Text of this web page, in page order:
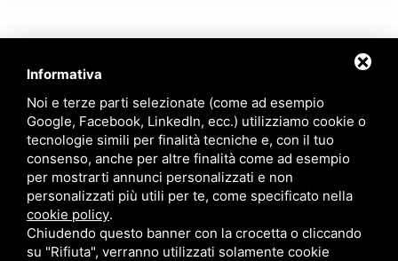
Informativa
Noi e terze parti selezionate (come ad esempio
Google, Facebook, LinkedIn, ecc.) utilizziamo cookie o
tecnologie simili per finalità tecniche e, con il tuo
consenso, anche per altre finalità come ad esempio
per mostrarti annunci personalizzati e non
personalizzati più utili per te, come specificato nella
cookie policy.
Chiudendo questo banner con la crocetta o cliccando
su "Rifiuta", verranno utilizzati solamente cookie
Contattaci
Via Quinto Bucci, 205, 47521 Cesena (FC)
+39 0543 31536
+39 320 6635083
info@amiciziaeamore.it
Links